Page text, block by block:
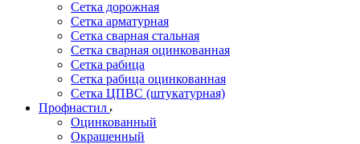
Сетка дорожная
Сетка арматурная
Сетка сварная стальная
Сетка сварная оцинкованная
Сетка рабица
Сетка рабица оцинкованная
Сетка ЦПВС (штукатурная)
Профнастил
Оцинкованный
Окрашенный